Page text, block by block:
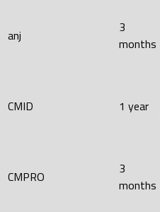
anj
3
months
CMID 1 year
CMPRO
3
months